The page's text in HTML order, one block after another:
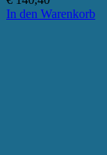
In den Warenkorb